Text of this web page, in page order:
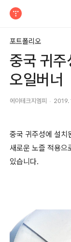
포트폴리오
중국 귀
오일버너
에이테크지엠피 2019.
중국 귀주성에 설
새로운 노즐 적용으
있습니다.